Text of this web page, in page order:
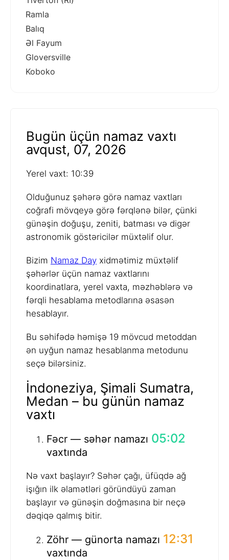
Ramla
Balıq
Əl Fayum
Gloversville
Koboko
Bugün üçün namaz vaxtı
avqust, 07, 2026
Yerel vaxt: 10:39
Olduğunuz şəhərə görə namaz vaxtları
coğrafi mövqeyə görə fərqlənə bilər, çünki
günəşin doğuşu, zeniti, batması və digər
astronomik göstəricilər müxtəlif olur.
Bizim Namaz Day xidmətimiz müxtəlif
şəhərlər üçün namaz vaxtlarını
koordinatlara, yerel vaxta, məzhəblərə və
fərqli hesablama metodlarına əsasən
hesablayır.
Bu səhifədə həmişə 19 mövcud metoddan
ən uyğun namaz hesablanma metodunu
seçə bilərsiniz.
İndoneziya, Şimali Sumatra,
Medan – bu günün namaz
vaxtı
Fəcr — səhər namazı 05:02
vaxtında
Nə vaxt başlayır? Səhər çağı, üfüqdə ağ
işığın ilk əlamətləri göründüyü zaman
başlayır və günəşin doğmasına bir neçə
dəqiqə qalmış bitir.
Zöhr — günorta namazı 12:31
vaxtında